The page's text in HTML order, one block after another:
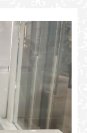
FAQ